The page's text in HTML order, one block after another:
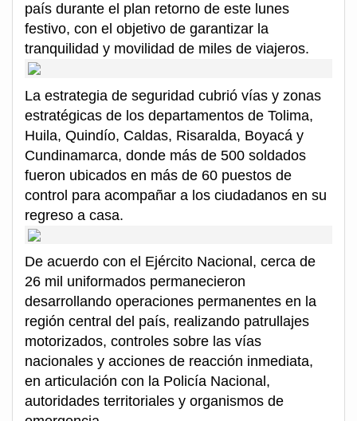
país durante el plan retorno de este lunes
festivo, con el objetivo de garantizar la
tranquilidad y movilidad de miles de viajeros.
La estrategia de seguridad cubrió vías y zonas
estratégicas de los departamentos de Tolima,
Huila, Quindío, Caldas, Risaralda, Boyacá y
Cundinamarca, donde más de 500 soldados
fueron ubicados en más de 60 puestos de
control para acompañar a los ciudadanos en su
regreso a casa.
De acuerdo con el Ejército Nacional, cerca de
26 mil uniformados permanecieron
desarrollando operaciones permanentes en la
región central del país, realizando patrullajes
motorizados, controles sobre las vías
nacionales y acciones de reacción inmediata,
en articulación con la Policía Nacional,
autoridades territoriales y organismos de